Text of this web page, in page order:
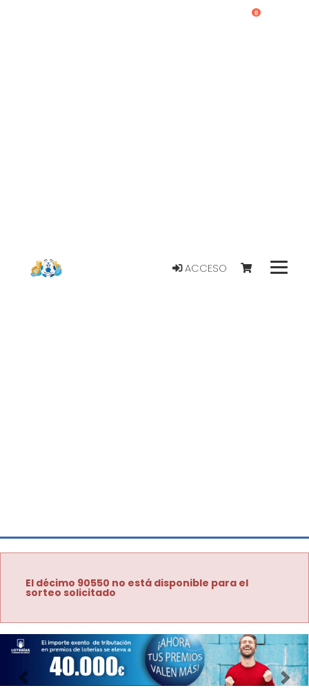
ACCESO
0
El décimo 90550 no está disponible para el
sorteo solicitado
Imagen anterior